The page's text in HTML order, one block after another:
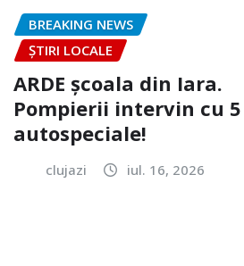
BREAKING NEWS
ȘTIRI LOCALE
ARDE școala din Iara.
Pompierii intervin cu 5
autospeciale!
clujazi iul. 16, 2026